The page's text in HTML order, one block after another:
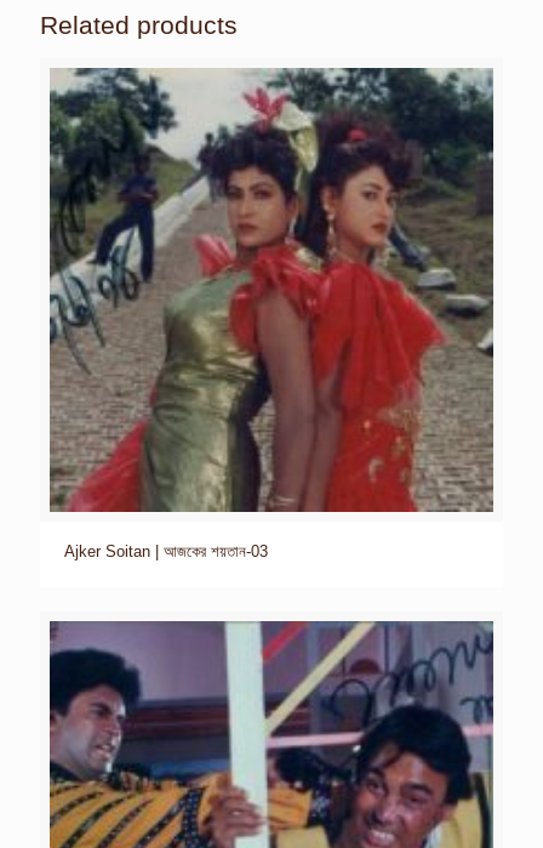
Related products
Ajker Soitan | আজকের শয়তান-03